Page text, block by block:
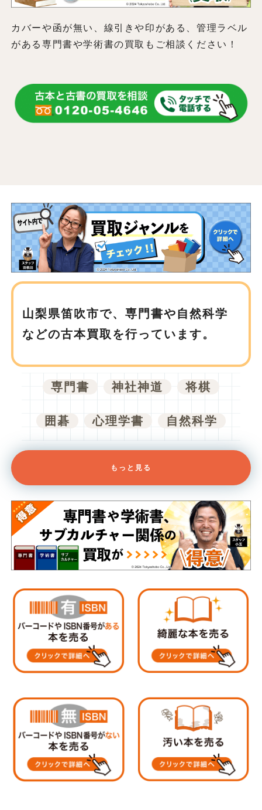
カバーや函が無い、線引きや印がある、管理ラベル
がある専門書や学術書の買取もご相談ください！
山梨県笛吹市で、専門書や自然科学
などの古本買取を行っています。
専門書 神社神道 将棋
囲碁 心理学書 自然科学
もっと見る